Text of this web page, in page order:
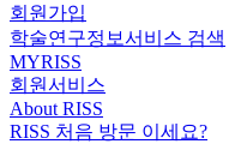
회원가입
학술연구정보서비스 검색
MYRISS
회원서비스
About RISS
RISS 처음 방문 이세요?